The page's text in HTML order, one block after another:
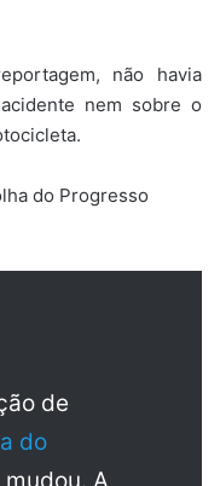
não havia
nem sobre o
do Progresso
de
do